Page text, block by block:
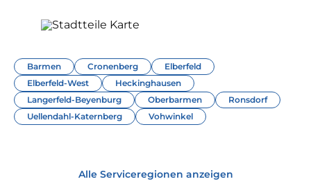
Barmen Cronenberg
Elberfeld
Elberfeld-West
Heckinghausen
Langerfeld-Beyenburg
Oberbarmen
Ronsdorf
Uellendahl-Katernberg
Vohwinkel
Alle Serviceregionen anzeigen